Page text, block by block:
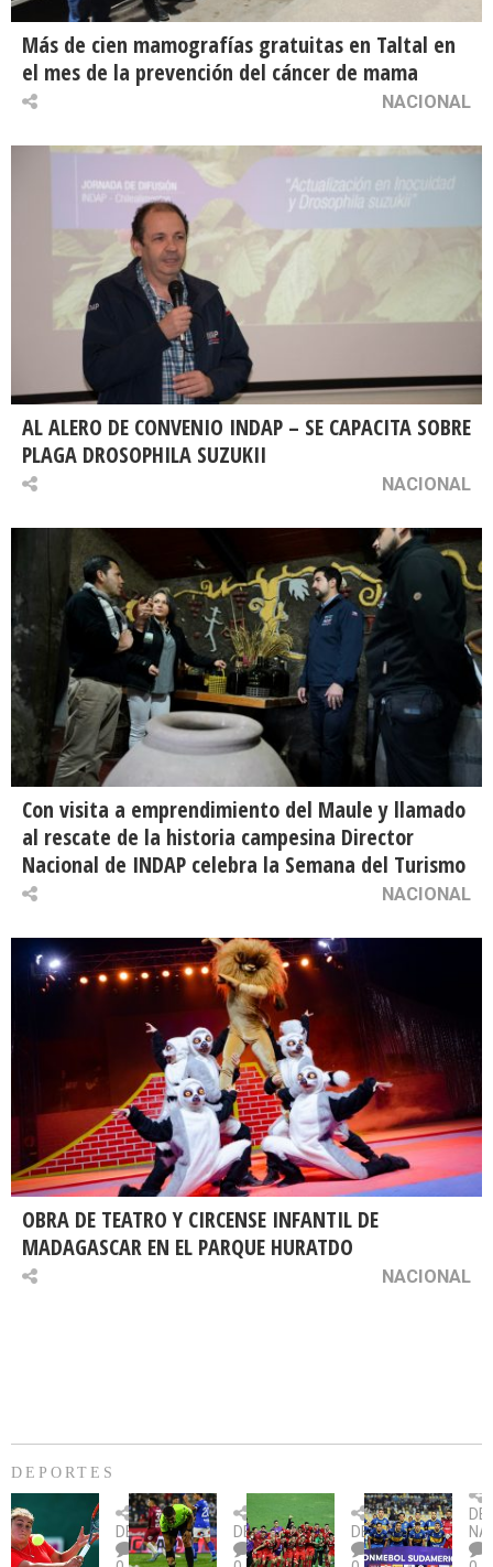
Más de cien mamografías gratuitas en Taltal en
el mes de la prevención del cáncer de mama
NACIONAL
AL ALERO DE CONVENIO INDAP – SE CAPACITA SOBRE
PLAGA DROSOPHILA SUZUKII
NACIONAL
Con visita a emprendimiento del Maule y llamado
al rescate de la historia campesina Director
Nacional de INDAP celebra la Semana del Turismo
NACIONAL
OBRA DE TEATRO Y CIRCENSE INFANTIL DE
MADAGASCAR EN EL PARQUE HURATDO
NACIONAL
DEPORTES
Billie
Jean
King
DEPORTES
U.
Católica
fue
DEPORTES
Copa
Sudamericana:
U.
DEPORTES
un